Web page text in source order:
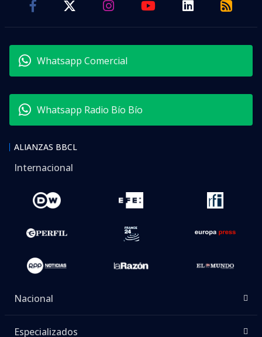
Whatsapp Comercial
Whatsapp Radio Bío Bío
ALIANZAS BBCL
Internacional
Nacional
Especializados